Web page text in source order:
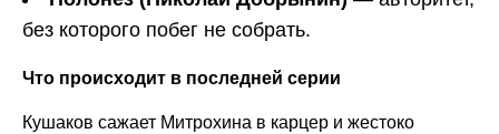
без которого побег не собрать.
Что происходит в последней серии
Кушаков сажает Митрохина в карцер и жестоко